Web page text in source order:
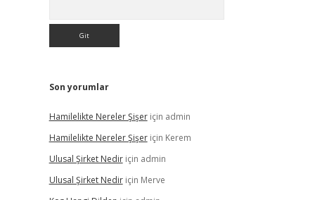
Son yorumlar
Hamilelikte Nereler Şişeriçin admin
Hamilelikte Nereler Şişeriçin Kerem
Ulusal Şirket Nediriçin admin
Ulusal Şirket Nediriçin Merve